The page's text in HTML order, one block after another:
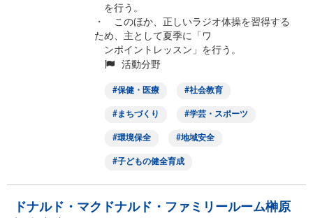
を行う。
・ このほか、正しいラジオ体操を習得する
ため、主として夏季に「ワ
ンポイントレッスン」を行う。
活動分野
保健・医療 社会教育
まちづくり 学芸・スポーツ
環境保全 地域安全
子どもの健全育成
ドナルド・マクドナルド・ファミリールーム榊󠄀原